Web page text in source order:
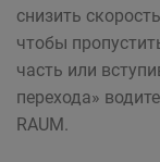
снизить
чтобы
часть или
перехода»
RAUM.